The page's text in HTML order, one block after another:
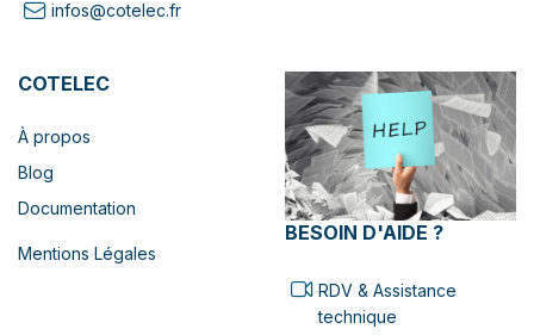
infos@cotelec.fr
COTELEC
À propos
Blog
Documentation
Mentions Légales
BESOIN D'AIDE ?
RDV & Assistance
technique